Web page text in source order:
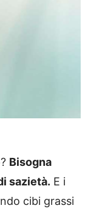
Bisogna
sazietà. E i
cibi grassi